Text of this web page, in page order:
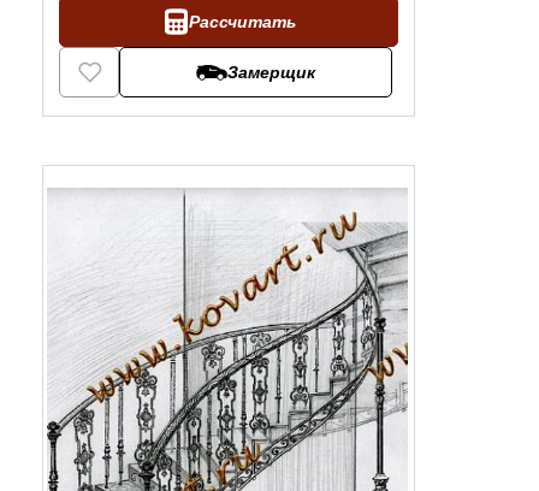
Рассчитать
Замерщик